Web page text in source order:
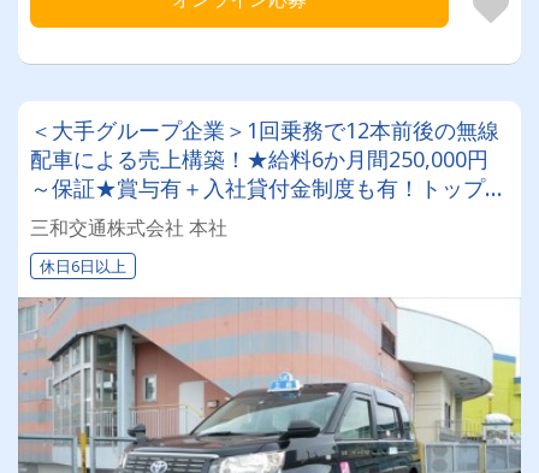
＜大手グループ企業＞1回乗務で12本前後の無線
配車による売上構築！★給料6か月間250,000円
～保証★賞与有＋入社貸付金制度も有！トップド
ライバーは月給500,000円以上◎未経験者応募OK
のタクシー会社
三和交通株式会社 本社
休日6日以上